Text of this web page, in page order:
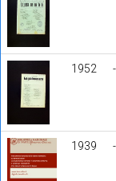
1952 -
1939 -